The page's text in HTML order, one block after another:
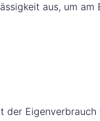
aus, um
der